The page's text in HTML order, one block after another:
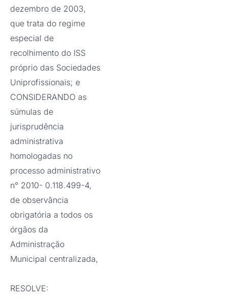
dezembro de 2003,
que trata do regime
especial de
recolhimento do ISS
próprio das Sociedades
Uniprofissionais; e
CONSIDERANDO as
súmulas de
jurisprudência
administrativa
homologadas no
processo administrativo
n° 2010- 0.118.499-4,
de observância
obrigatória a todos os
órgãos da
Administração
Municipal centralizada,
RESOLVE: